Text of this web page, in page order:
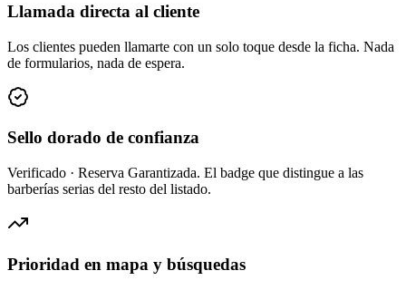
Llamada directa al cliente
Los clientes pueden llamarte con un solo toque desde la ficha. Nada
de formularios, nada de espera.
Sello dorado de confianza
Verificado · Reserva Garantizada. El badge que distingue a las
barberías serias del resto del listado.
Prioridad en mapa y búsquedas